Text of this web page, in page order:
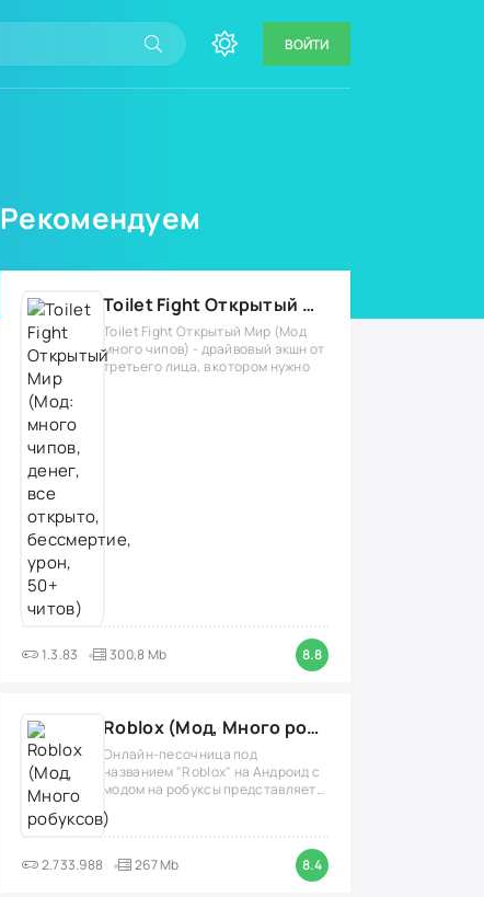
ВОЙТИ
Рекомендуем
Toilet Fight Открытый Мир (Мод: много чипов, денег, все открыто, бессмертие, урон, 50+ читов)
Toilet Fight Открытый Мир (Мод
много чипов) - драйвовый экшн от
третьего лица, в котором нужно
1.3.83 300,8 Mb 8.8
Roblox (Мод, Много робуксов)
Онлайн-песочница под
названием "Roblox" на Андроид с
модом на робуксы представляет
собой
2.733.988 267 Mb 8.4